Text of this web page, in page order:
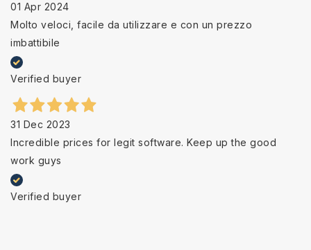
01 Apr 2024
Molto veloci, facile da utilizzare e con un prezzo
imbattibile
Verified buyer
31 Dec 2023
Incredible prices for legit software. Keep up the good
work guys
Verified buyer